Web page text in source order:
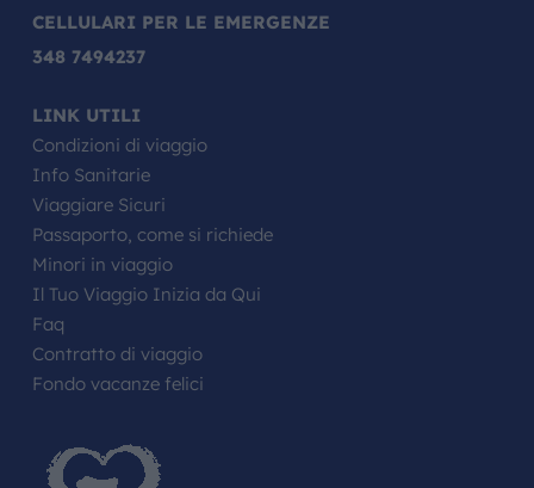
CELLULARI PER LE EMERGENZE
348 7494237
LINK UTILI
Condizioni di viaggio
Info Sanitarie
Viaggiare Sicuri
Passaporto, come si richiede
Minori in viaggio
Il Tuo Viaggio Inizia da Qui
Faq
Contratto di viaggio
Fondo vacanze felici